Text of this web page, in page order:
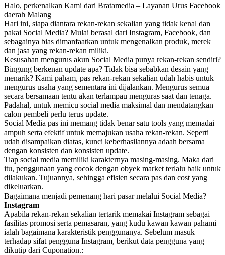
Halo, perkenalkan Kami dari Bratamedia – Layanan Urus Facebook
daerah Malang
Hari ini, siapa diantara rekan-rekan sekalian yang tidak kenal dan
pakai Social Media? Mulai berasal dari Instagram, Facebook, dan
sebagainya bias dimanfaatkan untuk mengenalkan produk, merek
dan jasa yang rekan-rekan miliki.
Kesusahan mengurus akun Social Media punya rekan-rekan sendiri?
Bingung berkenan update apa? Tidak bisa sebabkan desain yang
menarik? Kami paham, pas rekan-rekan sekalian udah habis untuk
mengurus usaha yang sementara ini dijalankan. Mengurus semua
secara bersamaan tentu akan terlampau menguras saat dan tenaga.
Padahal, untuk memicu social media maksimal dan mendatangkan
calon pembeli perlu terus update.
Social Media pas ini memang tidak benar satu tools yang memadai
ampuh serta efektif untuk memajukan usaha rekan-rekan. Seperti
udah disampaikan diatas, kunci keberhasilannya adaah bersama
dengan konsisten dan konsisten update.
Tiap social media memiliki karakternya masing-masing. Maka dari
itu, penggunaan yang cocok dengan obyek market terlalu baik untuk
dilakukan. Tujuannya, sehingga efisien secara pas dan cost yang
dikeluarkan.
Bagaimana menjadi pemenang hari pasar melalui Social Media?
Instagram
Apabila rekan-rekan sekalian tertarik memakai Instagram sebagai
fasilitas promosi serta pemasaran, yang kudu kawan kawan pahami
ialah bagaimana karakteristik penggunanya. Sebelum masuk
terhadap sifat pengguna Instagram, berikut data pengguna yang
dikutip dari Cuponation.: